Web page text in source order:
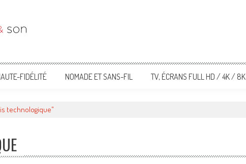
FIDÉLITÉ NOMADE ET SANS-FIL TV, ÉCRANS FULL HD / 4K / 8K
technologique"